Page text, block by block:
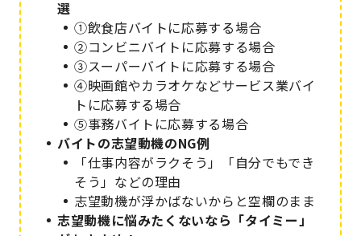
選
①飲食店バイトに応募する場合
②コンビニバイトに応募する場合
③スーパーバイトに応募する場合
④映画館やカラオケなどサービス業バイ
トに応募する場合
⑤事務バイトに応募する場合
バイトの志望動機のNG例
「仕事内容がラクそう」「自分でもでき
そう」などの理由
志望動機が浮かばないからと空欄のまま
志望動機に悩みたくないなら「タイミー」